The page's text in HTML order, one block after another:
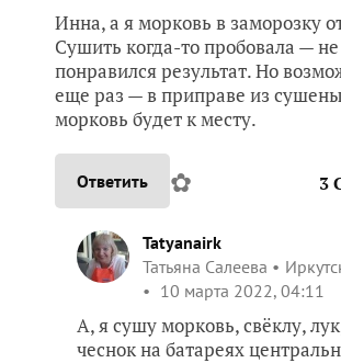
Инна, а я морковь в заморозку
Сушить когда-то пробовала —
понравился результат. Но
еще раз — в приправе из
морковь будет к месту.
Ответить ✿ 3
Tatyanairk
Татьяна Салеева
10 марта 2022, 04:11
А, я сушу морковь, свёклу,
чеснок на батареях